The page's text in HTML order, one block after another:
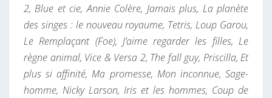
2, Blue et cie, Annie Colère, Jamais plus, La planète
des singes : le nouveau royaume, Tetris, Loup Garou,
Le Remplaçant (Foe), J’aime regarder les filles, Le
règne animal, Vice & Versa 2, The fall guy, Priscilla, Et
plus si affinité, Ma promesse, Mon inconnue, Sage-
homme, Nicky Larson, Iris et les hommes, Coup de